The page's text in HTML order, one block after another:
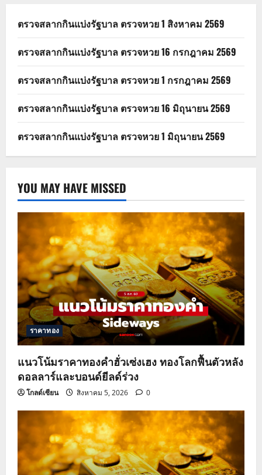
ตรวจสลากกินแบ่งรัฐบาล ตรวจหวย 1 สิงหาคม 2569
ตรวจสลากกินแบ่งรัฐบาล ตรวจหวย 16 กรกฎาคม 2569
ตรวจสลากกินแบ่งรัฐบาล ตรวจหวย 1 กรกฎาคม 2569
ตรวจสลากกินแบ่งรัฐบาล ตรวจหวย 16 มิถุนายน 2569
ตรวจสลากกินแบ่งรัฐบาล ตรวจหวย 1 มิถุนายน 2569
YOU MAY HAVE MISSED
ราคาทอง
แนวโน้มราคาทองคำฮั่วเซ่งเฮง ทองโลกฟื้นตัวหลัง
ดอลลาร์และบอนด์ยีลด์ร่วง
โกลด์เซียน สิงหาคม 5, 2026 0